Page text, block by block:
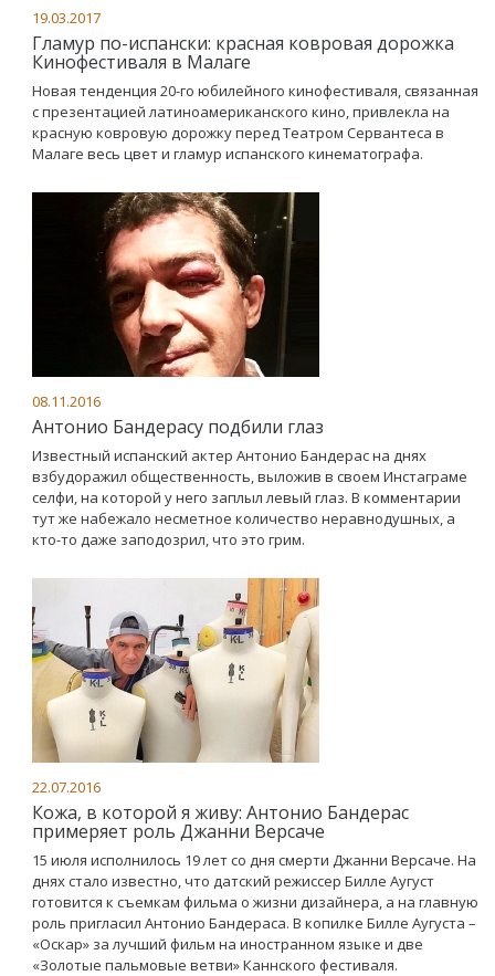
19.03.2017
Гламур по-испански: красная ковровая дорожка
Кинофестиваля в Малаге
Новая тенденция 20-го юбилейного кинофестиваля, связанная
с презентацией латиноамериканского кино, привлекла на
красную ковровую дорожку перед Театром Сервантеса в
Малаге весь цвет и гламур испанского кинематографа.
08.11.2016
Антонио Бандерасу подбили глаз
Известный испанский актер Антонио Бандерас на днях
взбудоражил общественность, выложив в своем Инстаграме
селфи, на которой у него заплыл левый глаз. В комментарии
тут же набежало несметное количество неравнодушных, а
кто-то даже заподозрил, что это грим.
22.07.2016
Кожа, в которой я живу: Антонио Бандерас
примеряет роль Джанни Версаче
15 июля исполнилось 19 лет со дня смерти Джанни Версаче. На
днях стало известно, что датский режиссер Билле Аугуст
готовится к съемкам фильма о жизни дизайнера, а на главную
роль пригласил Антонио Бандераса. В копилке Билле Аугуста –
«Оскар» за лучший фильм на иностранном языке и две
«Золотые пальмовые ветви» Каннского фестиваля.